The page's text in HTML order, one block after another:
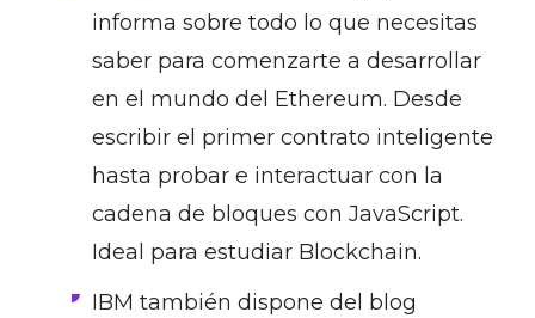
informa sobre todo lo que necesitas
saber para comenzarte a desarrollar
en el mundo del Ethereum. Desde
escribir el primer contrato inteligente
hasta probar e interactuar con la
cadena de bloques con JavaScript.
Ideal para estudiar Blockchain.
IBM también dispone del blog